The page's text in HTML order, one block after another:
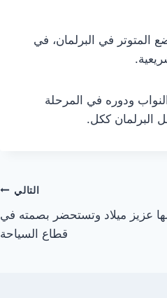
المتوتر في البرلمان، في
ودوره في المرحلة
البرلمان ككل.
التالي
عزيز ميلاد وتستحضر بصمته في
قطاع السياحة